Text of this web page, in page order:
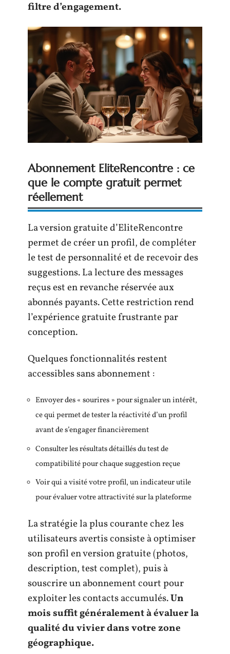
filtre d’engagement.
Abonnement EliteRencontre : ce
que le compte gratuit permet
réellement
La version gratuite d’EliteRencontre
permet de créer un profil, de compléter
le test de personnalité et de recevoir des
suggestions. La lecture des messages
reçus est en revanche réservée aux
abonnés payants. Cette restriction rend
l’expérience gratuite frustrante par
conception.
Quelques fonctionnalités restent
accessibles sans abonnement :
Envoyer des « sourires » pour signaler un intérêt,
ce qui permet de tester la réactivité d’un profil
avant de s’engager financièrement
Consulter les résultats détaillés du test de
compatibilité pour chaque suggestion reçue
Voir qui a visité votre profil, un indicateur utile
pour évaluer votre attractivité sur la plateforme
La stratégie la plus courante chez les
utilisateurs avertis consiste à optimiser
son profil en version gratuite (photos,
description, test complet), puis à
souscrire un abonnement court pour
exploiter les contacts accumulés.Un
mois suffit généralement à évaluer la
qualité du vivier dans votre zone
géographique.